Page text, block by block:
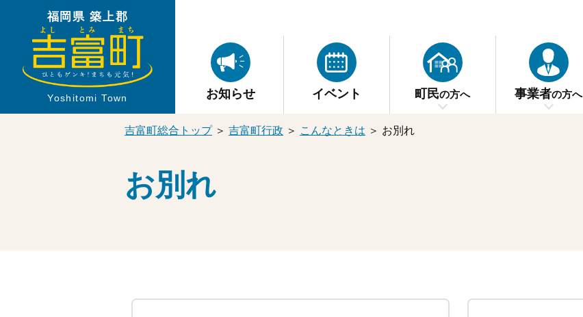
福岡県 築上郡
Yoshitomi Town お知らせ イベント 町民の方へ 事業者の方へ
吉富町総合トップ＞ 吉富町行政 ＞ こんなときは ＞ お別れ
お別れ